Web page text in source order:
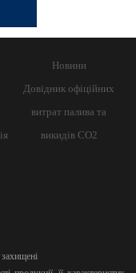
Новини
Довідник офіційних
витрат палива та
викидів СО2